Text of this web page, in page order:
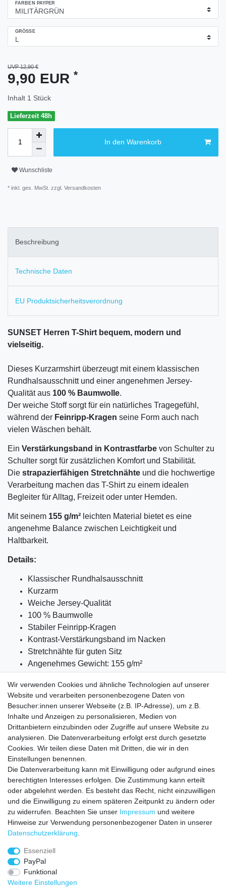
FARBEN PAYPER
GRÖSSE
UVP 12,90 €
9,90 EUR *
Inhalt 1 Stück
Lieferzeit 48h
In den Warenkorb
Wunschliste
* inkl. ges. MwSt. zzgl. Versandkosten
Beschreibung
Technische Daten
EU Produktsicherheitsverordnung
SUNSET Herren T-Shirt bequem, modern und
vielseitig.
Dieses Kurzarmshirt überzeugt mit einem klassischen
Rundhalsausschnitt und einer angenehmen Jersey-
Qualität aus 100 % Baumwolle.
Der weiche Stoff sorgt für ein natürliches Tragegefühl,
während der Feinripp-Kragen seine Form auch nach
vielen Wäschen behält.
Ein Verstärkungsband in Kontrastfarbe von Schulter zu
Schulter sorgt für zusätzlichen Komfort und Stabilität.
Die strapazierfähigen Stretchnähte und die hochwertige
Verarbeitung machen das T-Shirt zu einem idealen
Begleiter für Alltag, Freizeit oder unter Hemden.
Mit seinem 155 g/m² leichten Material bietet es eine
angenehme Balance zwischen Leichtigkeit und
Haltbarkeit.
Details:
Klassischer Rundhalsausschnitt
Kurzarm
Weiche Jersey-Qualität
100 % Baumwolle
Stabiler Feinripp-Kragen
Kontrast-Verstärkungsband im Nacken
Stretchnähte für guten Sitz
Angenehmes Gewicht: 155 g/m²
Ideal für:Alltag, Freizeit, Arbeit, Sport, unter Hemden oder
Sweatshirts.
VERSANDKOSTEN
Zahlungsarten
Impressum
Widerrufs­recht
Wir verwenden Cookies und ähnliche Technologien auf unserer
Website und verarbeiten personenbezogene Daten von
Besucher:innen unserer Webseite (z.B. IP-Adresse), um z.B.
Inhalte und Anzeigen zu personalisieren, Medien von
Drittanbietern einzubinden oder Zugriffe auf unsere Website zu
analysieren. Die Datenverarbeitung erfolgt erst durch gesetzte
Cookies. Wir teilen diese Daten mit Dritten, die wir in den
Einstellungen benennen.
Die Datenverarbeitung kann mit Einwilligung oder aufgrund eines
berechtigten Interesses erfolgen. Die Zustimmung kann erteilt
oder abgelehnt werden. Es besteht das Recht, nicht einzuwilligen
und die Einwilligung zu einem späteren Zeitpunkt zu ändern oder
zu widerrufen. Beachten Sie unser Impressum und weitere
Hinweise zur Verwendung personenbezogener Daten in unserer
Daten­schutz­erklärung
Essenziell
PayPal
Funktional
Weitere Einstellungen